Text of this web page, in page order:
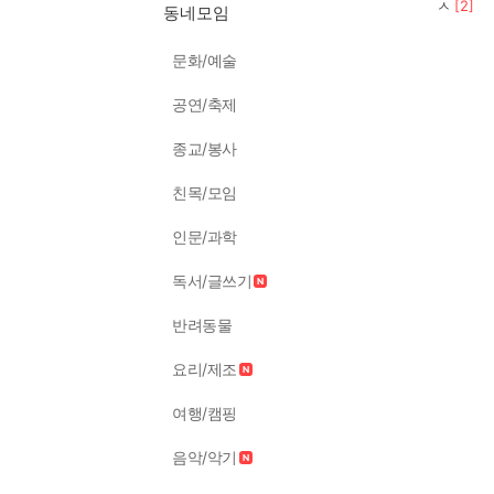
동네모임
문화/예술
공연/축제
종교/봉사
친목/모임
인문/과학
독서/글쓰기
반려동물
요리/제조
여행/캠핑
음악/악기
ㅅ [2]